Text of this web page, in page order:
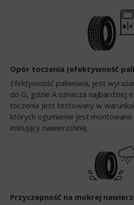
Opór toczenia (efektywność
Efektywność paliwowa, jest
do G, gdzie A oznacza najbardziej
toczenia jest testowany w
których ogumienie jest
imitujący nawierzchnię.
Przyczepność na mokrej